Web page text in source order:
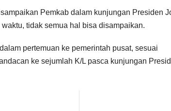
Pemkab dalam kunjungan Presiden
tidak semua hal bisa disampaikan.
pertemuan ke pemerintah pusat, sesuai
ke sejumlah K/L pasca kunjungan